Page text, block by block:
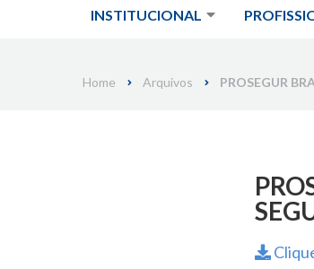
INSTITUCIONAL
Home Arquivos PROSEGUR